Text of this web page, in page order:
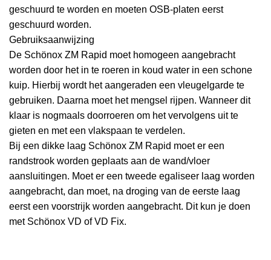
geschuurd te worden en moeten OSB-platen eerst
geschuurd worden.
Gebruiksaanwijzing
De Schönox ZM Rapid moet homogeen aangebracht
worden door het in te roeren in koud water in een schone
kuip. Hierbij wordt het aangeraden een vleugelgarde te
gebruiken. Daarna moet het mengsel rijpen. Wanneer dit
klaar is nogmaals doorroeren om het vervolgens uit te
gieten en met een vlakspaan te verdelen.
Bij een dikke laag Schönox ZM Rapid moet er een
randstrook worden geplaats aan de wand/vloer
aansluitingen. Moet er een tweede egaliseer laag worden
aangebracht, dan moet, na droging van de eerste laag
eerst een voorstrijk worden aangebracht. Dit kun je doen
met Schönox VD of VD Fix.